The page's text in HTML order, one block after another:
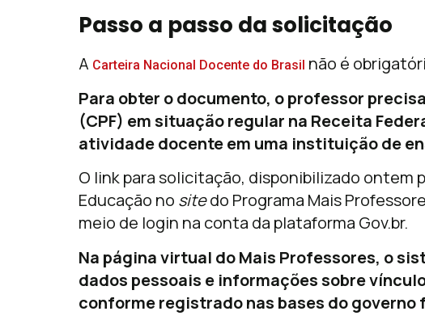
Passo a passo da solicitação
A Carteira Nacional Docente do Brasil não é
Para obter o documento, o professor
(CPF) em situação regular na Receita
atividade docente em uma instituição de
O link para solicitação, disponibilizado ontem
Educação no sitedo Programa Mais
meio de login na conta da plataforma Gov.br.
Na página virtual do Mais Professores, o
dados pessoais e informações sobre
conforme registrado nas bases do governo